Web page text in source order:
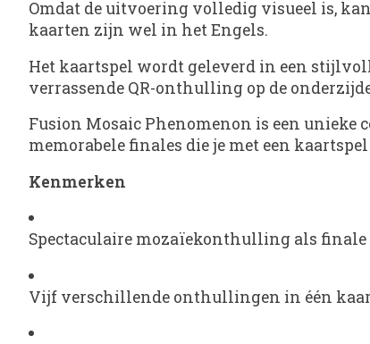
Omdat de uitvoering volledig visueel is,
kaarten zijn wel in het Engels.
Het kaartspel wordt geleverd in een
verrassende QR-onthulling op de
Fusion Mosaic Phenomenon is een
memorabele finales die je met een
Kenmerken
Spectaculaire mozaïekonthulling als finale
Vijf verschillende onthullingen in één